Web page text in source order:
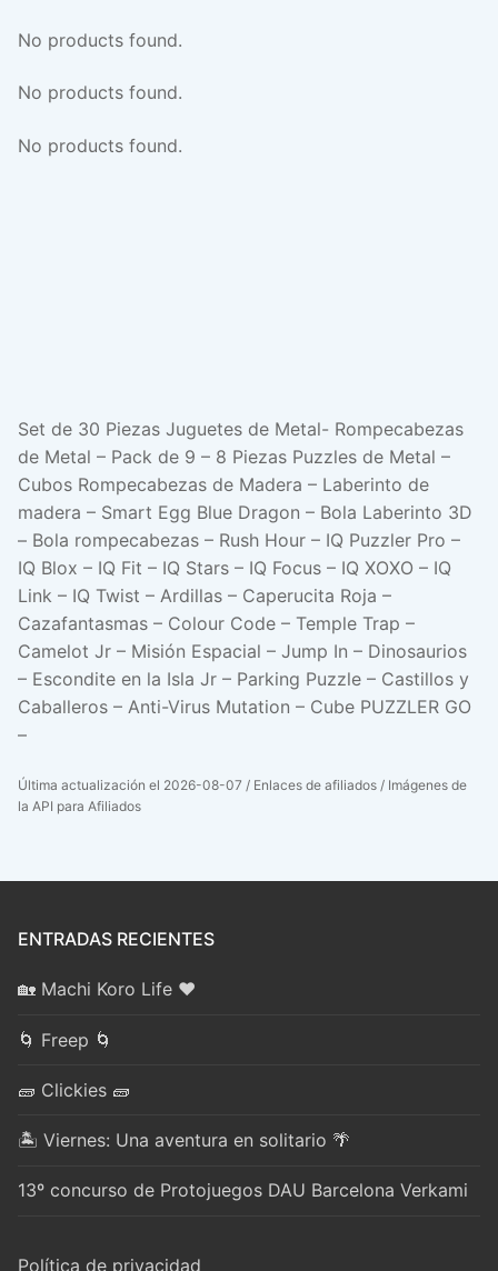
No products found.
No products found.
No products found.
Set de 30 Piezas Juguetes de Metal- Rompecabezas
de Metal – Pack de 9 – 8 Piezas Puzzles de Metal –
Cubos Rompecabezas de Madera – Laberinto de
madera – Smart Egg Blue Dragon – Bola Laberinto 3D
– Bola rompecabezas – Rush Hour – IQ Puzzler Pro –
IQ Blox – IQ Fit – IQ Stars – IQ Focus – IQ XOXO – IQ
Link – IQ Twist – Ardillas – Caperucita Roja –
Cazafantasmas – Colour Code – Temple Trap –
Camelot Jr – Misión Espacial – Jump In – Dinosaurios
– Escondite en la Isla Jr – Parking Puzzle – Castillos y
Caballeros – Anti-Virus Mutation – Cube PUZZLER GO
–
Última actualización el 2026-08-07 / Enlaces de afiliados / Imágenes de
la API para Afiliados
ENTRADAS RECIENTES
🏡 Machi Koro Life ❤️
🌀 Freep 🌀
🧱 Clickies 🧱
🏝️ Viernes: Una aventura en solitario 🌴
13º concurso de Protojuegos DAU Barcelona Verkami
Política de privacidad